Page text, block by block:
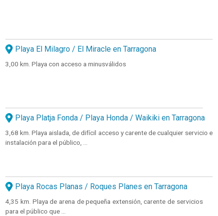
Playa El Milagro / El Miracle en Tarragona
3,00 km. Playa con acceso a minusválidos
Playa Platja Fonda / Playa Honda / Waikiki en Tarragona
3,68 km. Playa aislada, de difícil acceso y carente de cualquier servicio e
instalación para el público, ...
Playa Rocas Planas / Roques Planes en Tarragona
4,35 km. Playa de arena de pequeña extensión, carente de servicios
para el público que ...